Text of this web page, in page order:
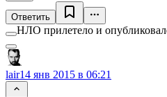
Ответить
НЛО прилетело и
lair14 янв 2015 в 06:21